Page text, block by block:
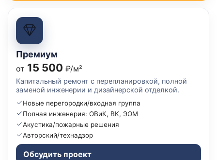
Премиум
от 15 500 ₽/м²
Капитальный ремонт с перепланировкой, полной
заменой инженерии и дизайнерской отделкой.
Новые перегородки/входная группа
Полная инженерия: ОВиК, ВК, ЭОМ
Акустика/пожарные решения
Авторский/технадзор
Обсудить проект